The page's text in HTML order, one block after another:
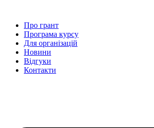
вмістуПро грант
Програма курсу
Для організацій
Новини
Відгуки
Контакти